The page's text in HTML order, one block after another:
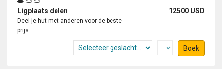
Ligplaats delen 12500 USD
Deel je hut met anderen voor de beste
prijs.
Boek